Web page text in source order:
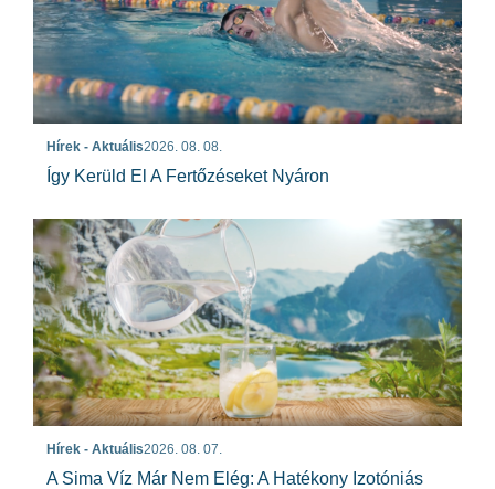
Hírek - Aktuális2026. 08. 08.
Így Kerüld El A Fertőzéseket Nyáron
Hírek - Aktuális2026. 08. 07.
A Sima Víz Már Nem Elég: A Hatékony Izotóniás